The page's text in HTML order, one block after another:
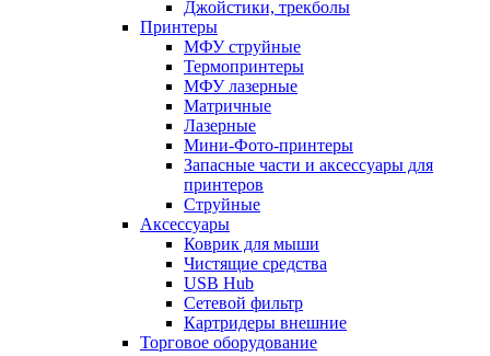
Джойстики, трекболы
Принтеры
МФУ струйные
Термопринтеры
МФУ лазерные
Матричные
Лазерные
Мини-Фото-принтеры
Запасные части и аксессуары для
принтеров
Струйные
Аксессуары
Коврик для мыши
Чистящие средства
USB Hub
Сетевой фильтр
Картридеры внешние
Торговое оборудование